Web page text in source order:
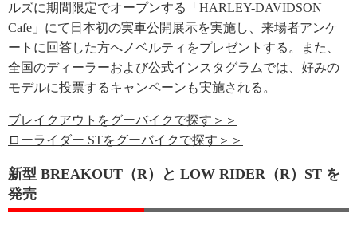
ルズに期間限定でオープンする「HARLEY-DAVIDSON
Cafe」にて日本初の実車公開展示を実施し、来場者アンケ
ートに回答した方へノベルティをプレゼントする。また、
全国のディーラーおよび公式インスタグラムでは、好みの
モデルに投票するキャンペーンも実施される。
ブレイクアウトをグーバイクで探す＞＞
ローライダー STをグーバイクで探す＞＞
新型 BREAKOUT（R）と LOW RIDER（R）ST を
発売